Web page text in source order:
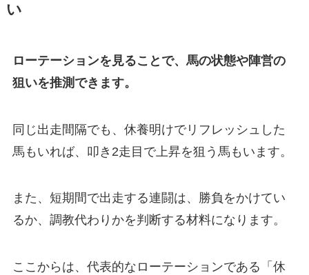
い
ローテーションを見ることで、馬の状態や陣営の
狙いを推測できます。
同じ出走間隔でも、休養明けでリフレッシュした
馬もいれば、叩き2走目で上昇を狙う馬もいます。
また、短期間で出走する連闘は、勝負をかけてい
るか、調教代わりかを判断する材料になります。
ここからは、代表的なローテーションである「休